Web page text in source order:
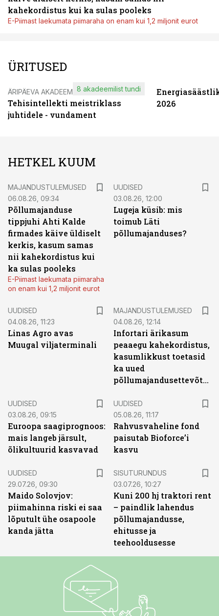
kahekordistus kui ka sulas pooleks
E-Piimast laekumata piimaraha on enam kui 1,2 miljonit eurot
ÜRITUSED
ÄRIPÄEVA AKADEEMIA
Tehisintellekti meistriklass
juhtidele - vundament
8 akadeemilist tundi
2026
HETKEL KUUM
MAJANDUSTULEMUSED
06.08.26, 09:34
Põllumajanduse
tippjuhi Ahti Kalde
firmades käive üldiselt
kerkis, kasum samas
nii kahekordistus kui
ka sulas pooleks
E-Piimast laekumata piimaraha
on enam kui 1,2 miljonit eurot
UUDISED
03.08.26, 12:00
Lugeja küsib: mis
toimub Läti
põllumajanduses?
UUDISED
04.08.26, 11:23
Linas Agro avas
Muugal viljaterminali
MAJANDUSTULEMUSED
04.08.26, 12:14
Infortari ärikasum
peaaegu kahekordistus,
kasumlikkust toetasid
ka uued
põllumajandusettevõtted
UUDISED
03.08.26, 09:15
Euroopa saagiprognoos:
mais langeb järsult,
õlikultuurid kasvavad
UUDISED
05.08.26, 11:17
Rahvusvaheline fond
paisutab Bioforce’i
kasvu
UUDISED
29.07.26, 09:30
Maido Solovjov:
piimahinna riski ei saa
lõputult ühe osapoole
kanda jätta
SISUTURUNDUS
03.07.26, 10:27
Kuni 200 hj traktori rent
– paindlik lahendus
põllumajandusse,
ehitusse ja
teehooldusesse